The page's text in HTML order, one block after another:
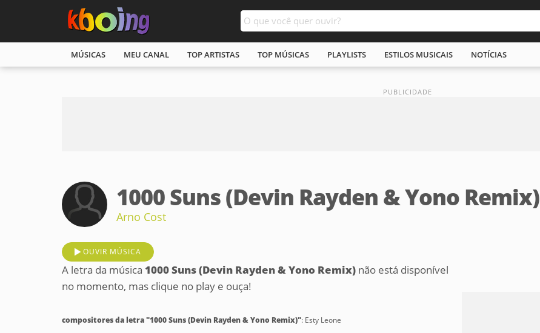
MÚSICAS MEU CANAL TOP ARTISTAS TOP MÚSICAS PLAYLISTS ESTILOS MUSICAIS NOTÍCIAS
1000 Suns (Devin Rayden & Yono Remix)
Arno Cost
OUVIR MÚSICA
A letra da música 1000 Suns (Devin Rayden & Yono Remix) não está disponível
no momento, mas clique no play e ouça!
compositores da letra "1000 Suns (Devin Rayden & Yono Remix)": Esty Leone